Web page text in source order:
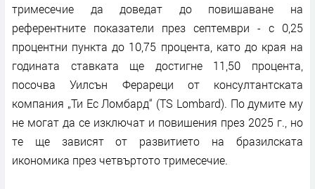
тримесечие да доведат до повишаване на
референтните показатели през септември - с 0,25
процентни пункта до 10,75 процента, като до края на
годината ставката ще достигне 11,50 процента,
посочва Уилсън Ферареци от консултантската
компания „Ти Ес Ломбард“ (TS Lombard). По думите му
не могат да се изключат и повишения през 2025 г., но
те ще зависят от развитието на бразилската
икономика през четвъртото тримесечие.